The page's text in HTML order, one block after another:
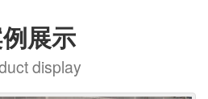
展示
display